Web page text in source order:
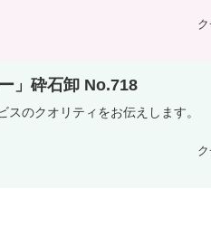
」砕石卸 No.718
のクオリティをお伝えします。